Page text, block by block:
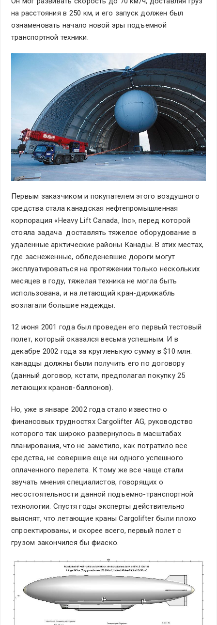
на расстояния в 250 км, и его запуск должен был
ознаменовать начало новой эры подъемной
транспортной техники.
Первым заказчиком и покупателем этого воздушного
средства стала канадская нефтепромышленная
корпорация «Heavy Lift Canada, Inc», перед которой
стояла задача доставлять тяжелое оборудование в
удаленные арктические районы Канады. В этих местах,
где заснеженные, обледеневшие дороги могут
эксплуатироваться на протяжении только нескольких
месяцев в году, тяжелая техника не могла быть
использована, и на летающий кран-дирижабль
возлагали большие надежды.
12 июня 2001 года был проведен его первый тестовый
полет, который оказался весьма успешным. И в
декабре 2002 года за кругленькую сумму в $10 млн.
канадцы должны были получить его по договору
(данный договор, кстати, предполагал покупку 25
летающих кранов-баллонов).
Но, уже в январе 2002 года стало известно о
финансовых трудностях Cargolifter AG, руководство
которого так широко развернулось в масштабах
планирования, что не заметило, как потратило все
средства, не совершив еще ни одного успешного
оплаченного перелета. К тому же все чаще стали
звучать мнения специалистов, говорящих о
несостоятельности данной подъемно-транспортной
технологии. Спустя годы эксперты действительно
выяснят, что летающие краны Cargolifter были плохо
спроектированы, и скорее всего, первый полет с
грузом закончился бы фиаско.